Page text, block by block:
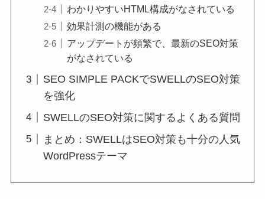
わかりやすいHTML構成がなされている
効果計測の機能がある
アップデートが頻繁で、最新のSEO対策
がなされている
SEO SIMPLE PACKでSWELLのSEO対策
を強化
SWELLのSEO対策に関するよくある質問
まとめ：SWELLはSEO対策も十分の人気
WordPressテーマ